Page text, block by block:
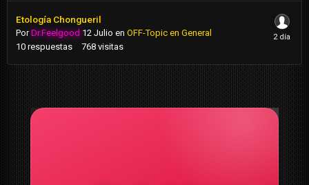
Etología Chongueril
PorDr.Feelgood 12 Julio en OFF-Topic en General
10 respuestas 768 visitas